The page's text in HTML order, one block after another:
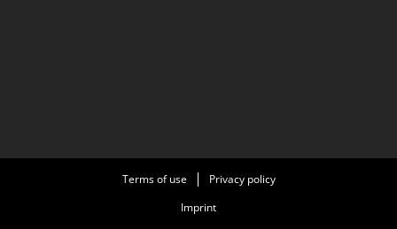
Terms of use
Privacy policy
Imprint